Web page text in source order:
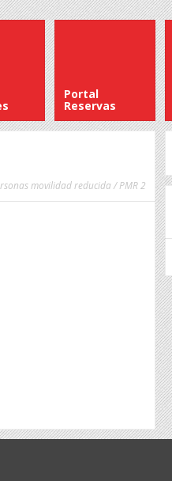
Portal
Reservas
movilidad reducida / PMR 2